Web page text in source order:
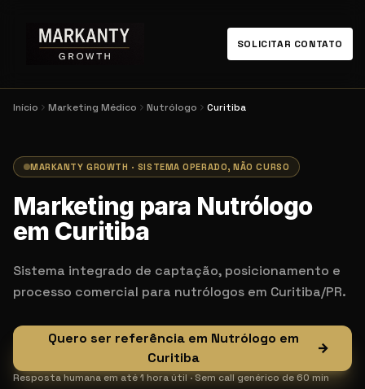
SOLICITAR CONTATO
Início Marketing Médico Nutrólogo Curitiba
MARKANTY GROWTH · SISTEMA OPERADO, NÃO CURSO
Marketing para Nutrólogo
em Curitiba
Sistema integrado de captação, posicionamento e
processo comercial para nutrólogos em Curitiba/PR.
Quero ser referência em Nutrólogo em
Curitiba
→
Resposta humana em até 1 hora útil · Sem call genérico de 60 min